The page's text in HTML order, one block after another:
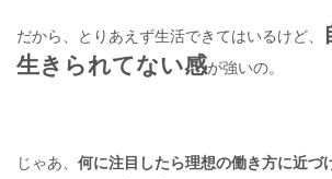
だから、とりあえず生活できてはいるけど、
生きられてない感が強いの。
じゃあ、 何に注目したら理想の働き方に近づ